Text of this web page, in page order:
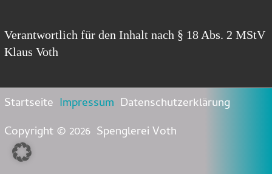
Verantwortlich für den Inhalt nach § 18 Abs. 2 MStV
Klaus Voth
Startseite Impressum Datenschutzerklärung
Copyright © 2026 Spenglerei Voth